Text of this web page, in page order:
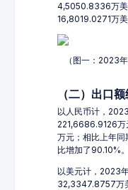
4,5050.8336万美
16,8019.0271万
（图一：2023
（二）出口
以人民币计，
221,6686.9126万
万元；相比上年
比增加了90.10%。
以美元计，2023
32,3347.8757万